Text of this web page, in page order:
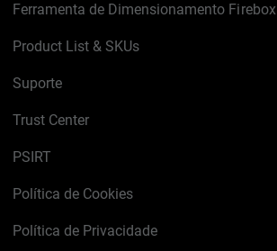
Ferramenta de Dimensionamento Firebox
Product List & SKUs
Suporte
Trust Center
PSIRT
Política de Cookies
Política de Privacidade